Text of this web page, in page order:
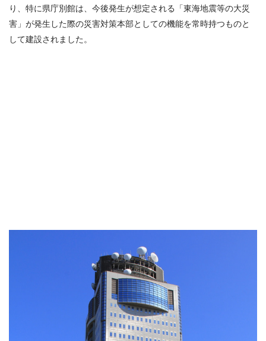
り、特に県庁別館は、今後発生が想定される「東海地震等の大災
害」が発生した際の災害対策本部としての機能を常時持つものと
して建設されました。